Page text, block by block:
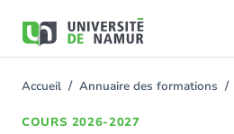
contenu
You
Accueil Annuaire des formations
COURS 2026-2027